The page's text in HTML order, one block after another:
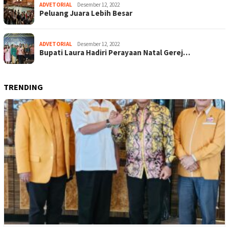
ADVETORIAL Desember 12, 2022
Peluang Juara Lebih Besar
ADVETORIAL Desember 12, 2022
Bupati Laura Hadiri Perayaan Natal Gerej…
TRENDING